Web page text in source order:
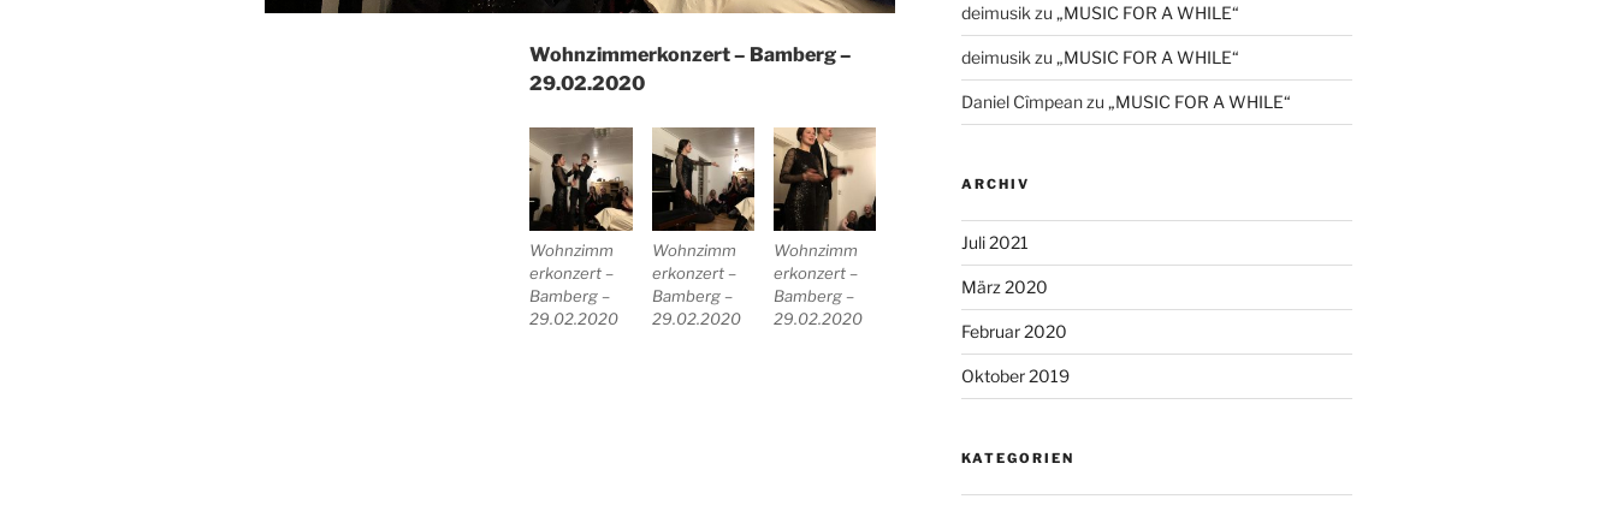
Wohnzimmerkonzert – Bamberg –
29.02.2020
Wohnzimm
erkonzert –
Bamberg –
29.02.2020
Wohnzimm
erkonzert –
Bamberg –
29.02.2020
Wohnzimm
erkonzert –
Bamberg –
29.02.2020
deimusik zu „MUSIC FOR A WHILE“
deimusik zu „MUSIC FOR A WHILE“
Daniel Cîmpeanzu „MUSIC FOR A WHILE“
ARCHIV
Juli 2021
März 2020
Februar 2020
Oktober 2019
KATEGORIEN